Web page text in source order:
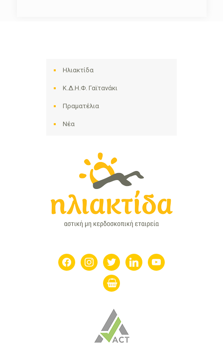
Ηλιακτίδα
Κ.Δ.Η.Φ. Γαϊτανάκι
Πραματέλια
Νέα
facebookinstagramtwitter linkedin youtube
shopping-
basket